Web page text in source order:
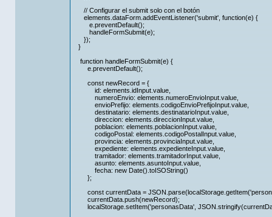
// Configurar el submit solo con el botón
elements.dataForm.addEventListener('submit', function(e) {
e.preventDefault();
handleFormSubmit(e);
});
}
function handleFormSubmit(e) {
e.preventDefault();
const newRecord = {
id: elements.idInput.value,
numeroEnvio: elements.numeroEnvioInput.value,
envioPrefijo: elements.codigoEnvioPrefijoInput.value,
destinatario: elements.destinatarioInput.value,
direccion: elements.direccionInput.value,
poblacion: elements.poblacionInput.value,
codigoPostal: elements.codigoPostalInput.value,
provincia: elements.provinciaInput.value,
expediente: elements.expedienteInput.value,
tramitador: elements.tramitadorInput.value,
asunto: elements.asuntoInput.value,
fecha: new Date().toISOString()
};
const currentData =
currentData.push(newRecord);
localStorage.setItem('personasData',